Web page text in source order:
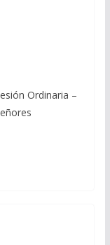
Ordinaria –